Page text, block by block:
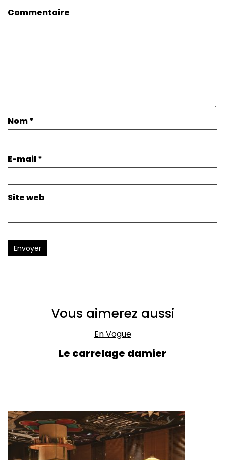
Commentaire
Nom*
E-mail*
Site web
Envoyer
Vous aimerez aussi
En Vogue
Le carrelage damier